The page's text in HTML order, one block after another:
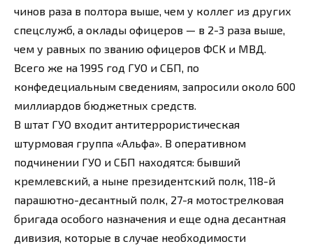
чинов раза в полтора выше, чем у коллег из других
спецслужб, а оклады офицеров — в 2-3 раза выше,
чем у равных по званию офицеров ФСК и МВД.
Всего же на 1995 год ГУО и СБП, по
конфедециальным сведениям, запросили около 600
миллиардов бюджетных средств.
В штат ГУО входит антитеррористическая
штурмовая группа «Альфа». В оперативном
подчинении ГУО и СБП находятся: бывший
кремлевский, а ныне президентский полк, 118-й
парашютно-десантный полк, 27-я мотострелковая
бригада особого назначения и еще одна десантная
дивизия, которые в случае необходимости